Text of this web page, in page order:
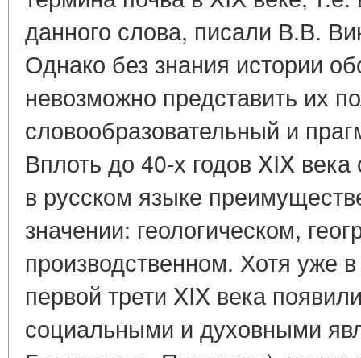
данного слова, писали В.В.
Однако без знания истории
невозможно представить их
словообразовательный и
Вплоть до 40-х годов XIX
в русском языке
значении: геологическом,
производственном. Хотя уже
первой трети XIX века
социальными и духовными